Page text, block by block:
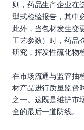
则，药品生产企业在
型式检验报告，其中
此外，当包材发生变
工艺参数）时，药品
研究，挥发性硫化物
在市场流通与监管抽
材产品进行质量监督
之一。这既是维护市
全的最后一道防线。